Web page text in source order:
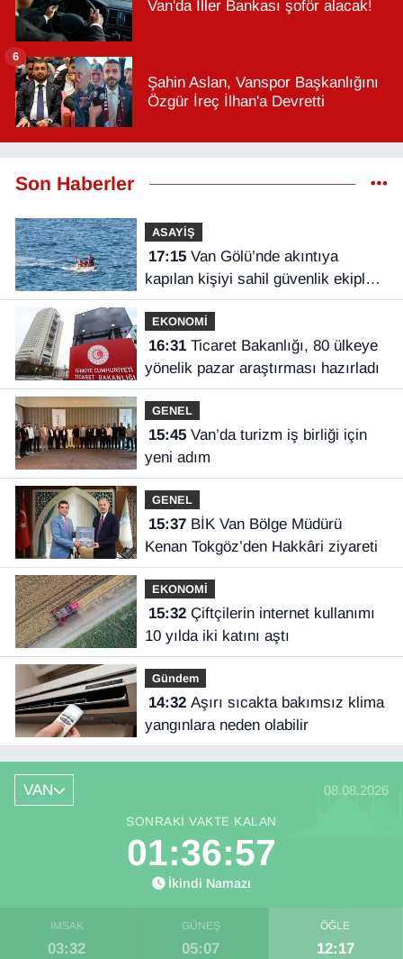
Van'da İller Bankası şoför alacak!
Şahin Aslan, Vanspor Başkanlığını
Özgür İreç İlhan'a Devretti
6
Son Haberler
ASAYİŞ
17:15Van Gölü’nde akıntıya
kapılan kişiyi sahil güvenlik ekipleri
kurtardı
EKONOMİ
16:31Ticaret Bakanlığı, 80 ülkeye
yönelik pazar araştırması hazırladı
GENEL
15:45Van’da turizm iş birliği için
yeni adım
GENEL
15:37BİK Van Bölge Müdürü
Kenan Tokgöz’den Hakkâri ziyareti
EKONOMİ
15:32Çiftçilerin internet kullanımı
10 yılda iki katını aştı
Gündem
14:32Aşırı sıcakta bakımsız klima
yangınlara neden olabilir
VAN 08.08.2026
SONRAKI VAKTE KALAN
01:36:56
İkindi Namazı
İMSAK
03:32
GÜNEŞ
05:07
ÖĞLE
12:17